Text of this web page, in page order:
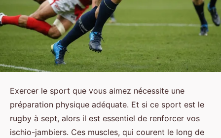
Exercer le sport que vous aimez nécessite une
préparation physique adéquate. Et si ce sport est le
rugby à sept, alors il est essentiel de renforcer vos
ischio-jambiers. Ces muscles, qui courent le long de